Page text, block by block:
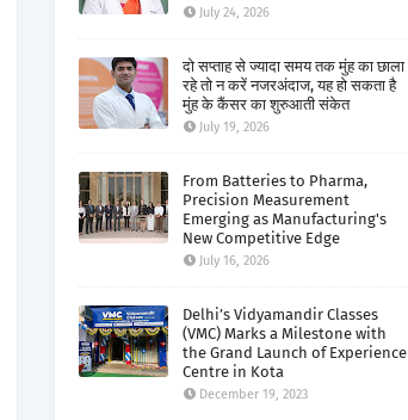
July 24, 2026
दो सप्ताह से ज्यादा समय तक मुंह का छाला
रहे तो न करें नजरअंदाज, यह हो सकता है
मुंह के कैंसर का शुरुआती संकेत
July 19, 2026
From Batteries to Pharma,
Precision Measurement
Emerging as Manufacturing's
New Competitive Edge
July 16, 2026
Delhi’s Vidyamandir Classes
(VMC) Marks a Milestone with
the Grand Launch of Experience
Centre in Kota
December 19, 2023